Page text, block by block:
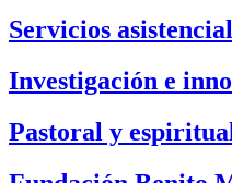
Servicios
Investigación e
Pastoral y